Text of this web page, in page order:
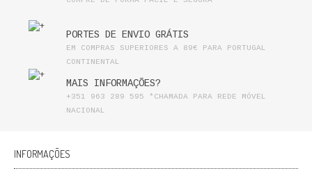
PORTES DE ENVIO GRÁTIS
EM COMPRAS SUPERIORES A 89€ PARA PORTUGAL
CONTINENTAL
MAIS INFORMAÇÕES?
+351 963 289 595 *CHAMADA PARA REDE MÓVEL
NACIONAL
INFORMAÇÕES